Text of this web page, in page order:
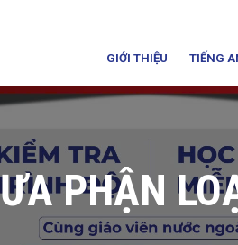
GIỚI THIỆU TIẾNG
PHẬN